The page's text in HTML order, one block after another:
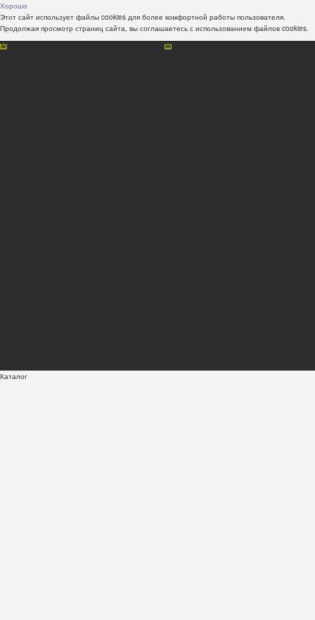
Хорошо
Этот сайт использует файлы cookies для более комфортной работы пользователя.
Продолжая просмотр страниц сайта, вы соглашаетесь с использованием файлов cookies.
Каталог